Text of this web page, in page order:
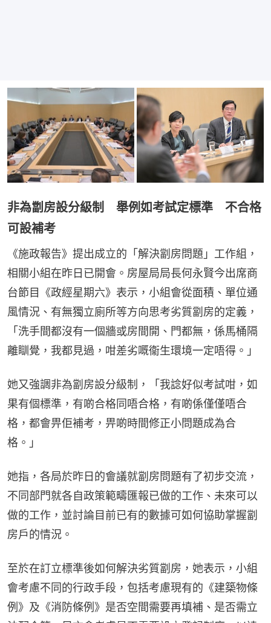
非為劏房設分級制 舉例如考試定標準 不合格
可設補考
《施政報告》提出成立的「解決劏房問題」工作組，
相關小組在昨日已開會。房屋局局長何永賢今出席商
台節目《政經星期六》表示，小組會從面積、單位通
風情況、有無獨立廁所等方向思考劣質劏房的定義，
「洗手間都沒有一個牆或房間開、門都無，係馬桶隔
離瞓覺，我都見過，咁差劣嘅衞生環境一定唔得。」
她又強調非為劏房設分級制，「我諗好似考試咁，如
果有個標準，有啲合格同唔合格，有啲係僅僅唔合
格，都會畀佢補考，畀啲時間修正小問題成為合
格。」
她指，各局於昨日的會議就劏房問題有了初步交流，
不同部門就各自政策範疇匯報已做的工作、未來可以
做的工作，並討論目前已有的數據可如何協助掌握劏
房戶的情況。
至於在訂立標準後如何解決劣質劏房，她表示，小組
會考慮不同的行政手段，包括考慮現有的《建築物條
例》及《消防條例》是否空間需要再填補、是否需立